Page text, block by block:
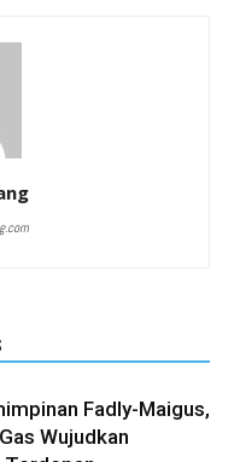
Fadly-Maigus,
Wujudkan